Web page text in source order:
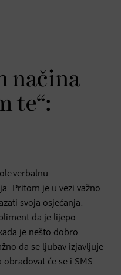
načina
te“:
verbalnu
Pritom je u vezi važno
svoja osjećanja.
da je lijepo
je nešto dobro
da se ljubav izjavljuje
će se i SMS